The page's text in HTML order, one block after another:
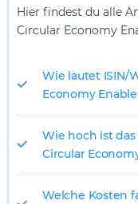
Hier findest du alle
Circular Economy
Wie lautet ISIN/
Economy
Wie hoch ist
Circular
Welche Kosten